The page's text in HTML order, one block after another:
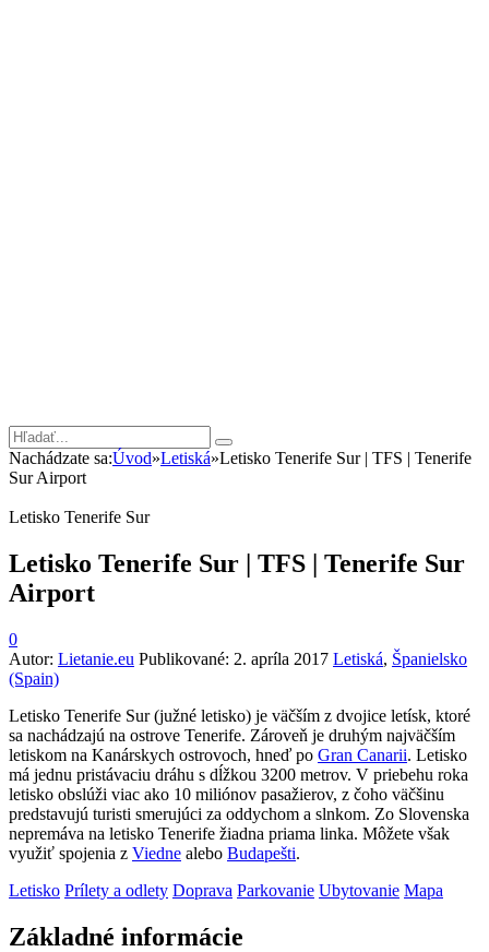
Nachádzate sa:Úvod»Letiská»Letisko Tenerife Sur | TFS | Tenerife
Sur Airport
Letisko Tenerife Sur
Letisko Tenerife Sur | TFS | Tenerife Sur
Airport
0
Autor: Lietanie.eu Publikované: 2. apríla 2017 Letiská, Španielsko
(Spain)
Letisko Tenerife Sur (južné letisko) je väčším z dvojice letísk, ktoré
sa nachádzajú na ostrove Tenerife. Zároveň je druhým najväčším
letiskom na Kanárskych ostrovoch, hneď po Gran Canarii. Letisko
má jednu pristávaciu dráhu s dĺžkou 3200 metrov. V priebehu roka
letisko obslúži viac ako 10 miliónov pasažierov, z čoho väčšinu
predstavujú turisti smerujúci za oddychom a slnkom. Zo Slovenska
nepremáva na letisko Tenerife žiadna priama linka. Môžete však
využiť spojenia z Viedne alebo Budapešti.
Letisko Prílety a odlety Doprava Parkovanie Ubytovanie Mapa
Základné informácie